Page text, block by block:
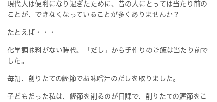
現代人は便利になり過ぎたために、昔の人にとっては当たり前の
ことが、できなくなっていることが多くありませんか？
たとえば・・・
化学調味料がない時代、「だし」から手作りのご飯は当たり前で
した。
毎朝、削りたての鰹節でお味噌汁のだしを取りました。
子どもだった私は、鰹節を削るのが日課で、削りたての鰹節をこ